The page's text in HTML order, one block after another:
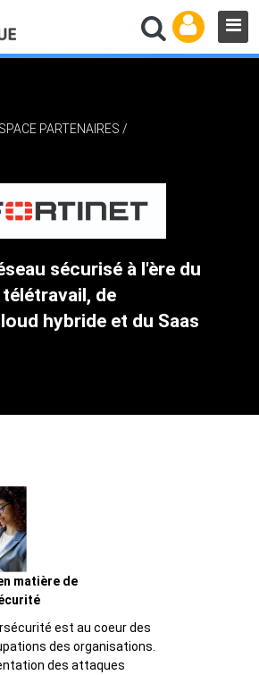
PARTENAIRES /
sécurisé à l'ère du
télétravail, de
hybride et du Saas
matière de
est au coeur des
des organisations.
des attaques